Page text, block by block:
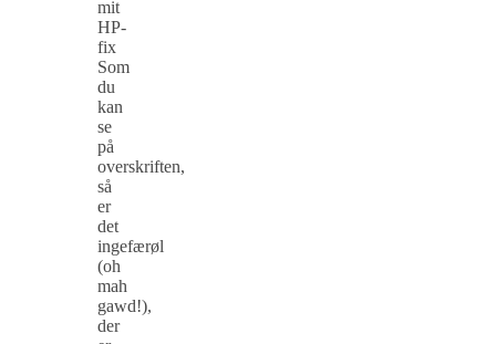
mit
HP-
fix
Som
du
kan
se
på
overskriften,
så
er
det
ingefærøl
(oh
mah
gawd!),
der